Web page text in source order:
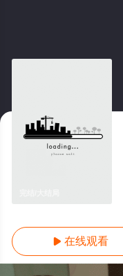
 在线观看